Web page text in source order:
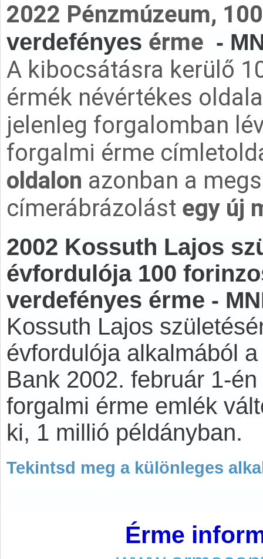
2022 Pénzmúzeum,
verdefényes érme -
A kibocsátásra kerülő
érmék névértékes
jelenleg forgalomban
forgalmi érme
oldalon azonban a
címerábrázolást egy új
2002 Kossuth Lajos
évfordulója 100
verdefényes érme -
Kossuth Lajos
évfordulója alkalmából
Bank 2002. február 1-
forgalmi érme emlék
ki, 1 millió példányban.
Tekintsd meg a különleges
Érme